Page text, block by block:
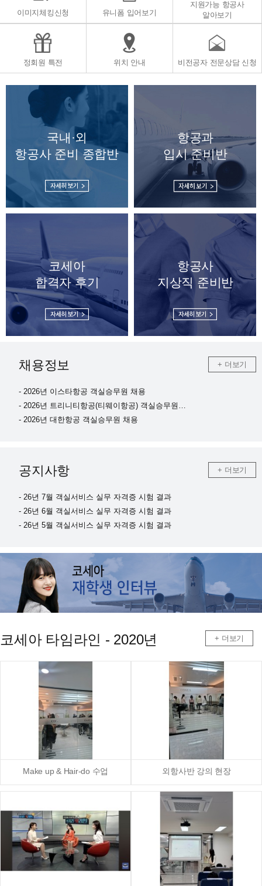
이미지체킹신청 유니폼 입어보기
지원가능 항공사
알아보기
정회원 특전 위치 안내 비전공자 전문상담 신청
국내·외
항공사 준비 종합반
항공과
입시 준비반
코세아
합격자 후기
항공사
지상직 준비반
채용정보
- 2026년 이스타항공 객실승무원 채용
- 2026년 트리니티항공(티웨이항공) 객실승무원…
- 2026년 대한항공 객실승무원 채용
+ 더보기
공지사항
- 26년 7월 객실서비스 실무 자격증 시험 결과
- 26년 6월 객실서비스 실무 자격증 시험 결과
- 26년 5월 객실서비스 실무 자격증 시험 결과
+ 더보기
코세아 타임라인 - 2020년
Make up & Hair-do 수업 외항사반 강의 현장
+ 더보기